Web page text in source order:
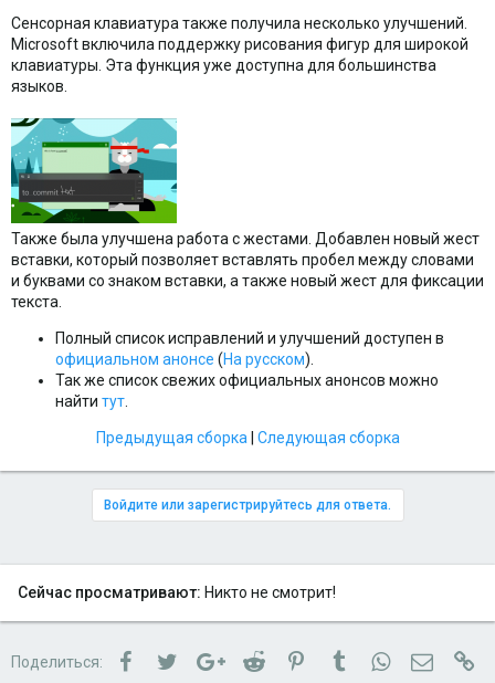
Сенсорная клавиатура также получила несколько улучшений.
Microsoft включила поддержку рисования фигур для широкой
клавиатуры. Эта функция уже доступна для большинства
языков.
Также была улучшена работа с жестами. Добавлен новый жест
вставки, который позволяет вставлять пробел между словами
и буквами со знаком вставки, а также новый жест для фиксации
текста.
Полный список исправлений и улучшений доступен в
официальном анонсе (На русском).
Так же список свежих официальных анонсов можно
найти тут
Предыдущая сборка | Следующая сборка
Войдите или зарегистрируйтесь для ответа.
Сейчас просматривают: Никто не смотрит!
Поделиться: FacebookTwitterGoogle+Reddit PinterestTumblrWhatsApp